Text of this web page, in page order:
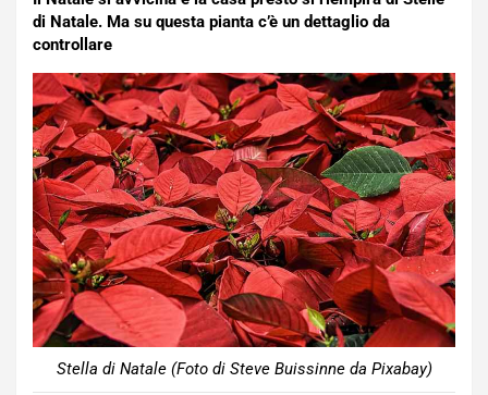
di Natale. Ma su questa pianta c’è un dettaglio da
controllare
Stella di Natale (Foto di Steve Buissinne da Pixabay)